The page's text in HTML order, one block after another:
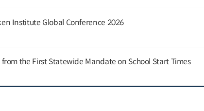
Institute Global Conference 2026
from the First Statewide Mandate on School Start Times